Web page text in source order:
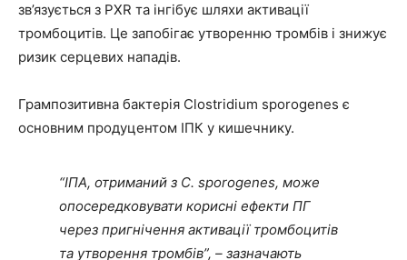
зв’язується з PXR та інгібує шляхи активації
тромбоцитів. Це запобігає утворенню тромбів і знижує
ризик серцевих нападів.
Грампозитивна бактерія Clostridium sporogenes є
основним продуцентом ІПК у кишечнику.
“ІПА, отриманий з C. sporogenes, може
опосередковувати корисні ефекти ПГ
через пригнічення активації тромбоцитів
та утворення тромбів”, – зазначають